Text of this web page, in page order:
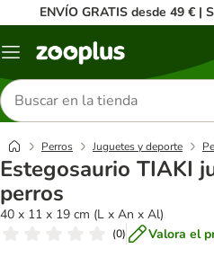
ENVÍO GRATIS desde 49 € |
Menú
Buscar
productos
Perros Juguetes y deporte
Estegosaurio TIAKI
perros
40 x 11 x 19 cm (L x An x Al)
(0) Valora el